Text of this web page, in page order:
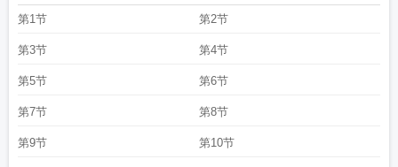
第1节 第2节
第3节 第4节
第5节 第6节
第7节 第8节
第9节 第10节